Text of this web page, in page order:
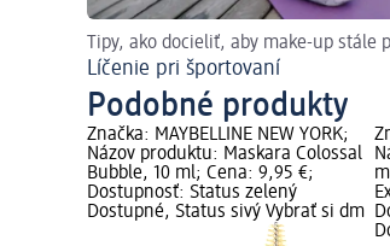
Tipy, ako docieliť, aby make-up stále
Líčenie pri športovaní
Podobné produkty
Značka: MAYBELLINE NEW YORK;
Názov produktu: Maskara Colossal
Bubble, 10 ml; Cena: 9,95 €;
Dostupnosť: Status zelený
Dostupné, Status sivý Vybrať si dm